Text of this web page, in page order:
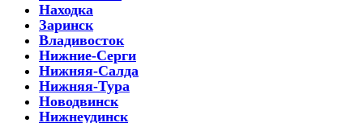
Находка
Заринск
Владивосток
Нижние-Серги
Нижняя-Салда
Нижняя-Тура
Новодвинск
Нижнеудинск